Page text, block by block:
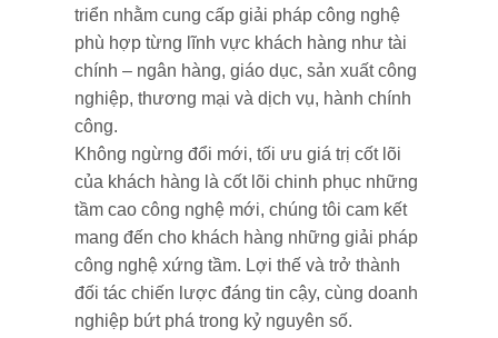
triển nhằm cung cấp giải pháp công nghệ
phù hợp từng lĩnh vực khách hàng như tài
chính – ngân hàng, giáo dục, sản xuất công
nghiệp, thương mại và dịch vụ, hành chính
công.
Không ngừng đổi mới, tối ưu giá trị cốt lõi
của khách hàng là cốt lõi chinh phục những
tầm cao công nghệ mới, chúng tôi cam kết
mang đến cho khách hàng những giải pháp
công nghệ xứng tầm. Lợi thế và trở thành
đối tác chiến lược đáng tin cậy, cùng doanh
nghiệp bứt phá trong kỷ nguyên số.